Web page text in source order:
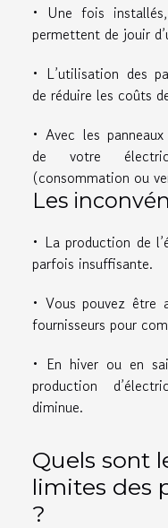
• Une fois
permettent de jouir
• L’utilisation des
de réduire les coûts
• Avec les
de votre
(consommation ou
Les
• La production de
parfois insuffisante.
• Vous pouvez être
fournisseurs pour
• En hiver ou en
production
diminue.
Quels sont
limites des
?